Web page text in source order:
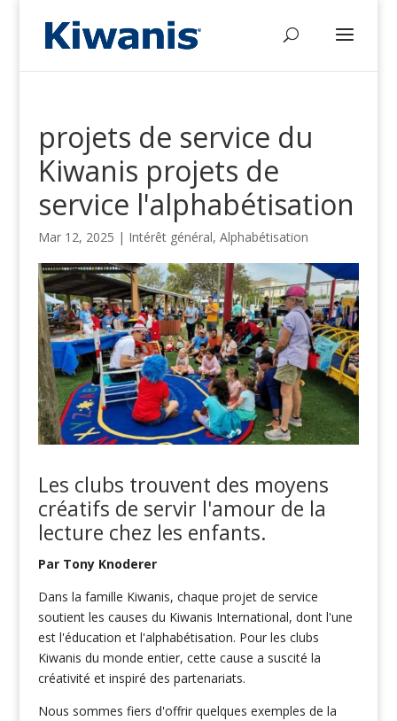
projets de service du
Kiwanis projets de
service l'alphabétisation
Mar 12, 2025 | Intérêt général, Alphabétisation
Les clubs trouvent des moyens
créatifs de servir l'amour de la
lecture chez les enfants.
Par Tony Knoderer
Dans la famille Kiwanis, chaque projet de service
soutient les causes du Kiwanis International, dont l'une
est l'éducation et l'alphabétisation. Pour les clubs
Kiwanis du monde entier, cette cause a suscité la
créativité et inspiré des partenariats.
Nous sommes fiers d'offrir quelques exemples de la